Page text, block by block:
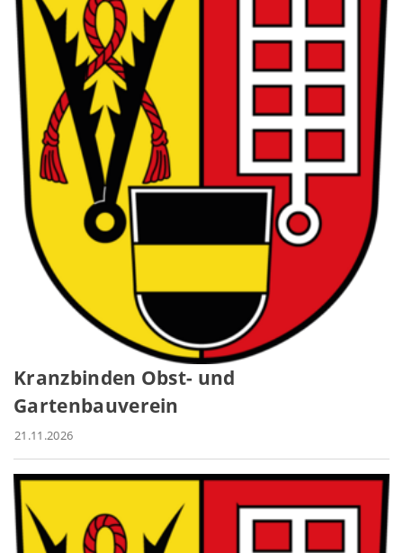
Kranzbinden Obst- und
Gartenbauverein
21.11.2026